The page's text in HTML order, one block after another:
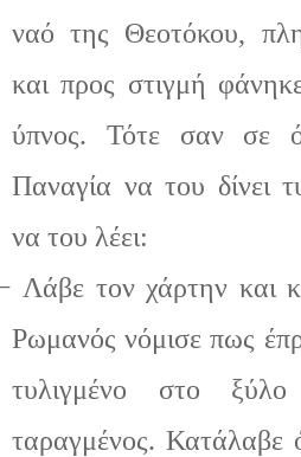
ναό της Θεοτόκου,
και προς στιγμή
ύπνος. Τότε σαν σε
Παναγία να του δίνει
να του λέει:
Λάβε τον χάρτην και
Ρωμανός νόμισε πως
τυλιγμένο στο
ταραγμένος.